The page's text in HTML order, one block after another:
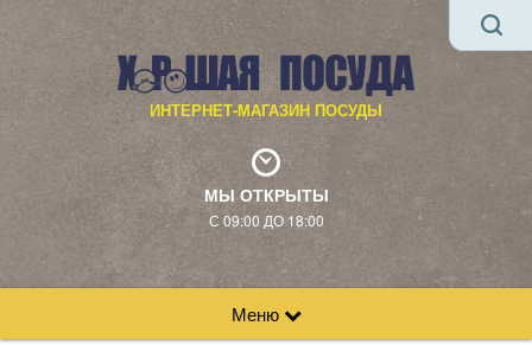
ИНТЕРНЕТ-МАГАЗИН ПОСУДЫ
МЫ ОТКРЫТЫ
С 09:00 ДО 18:00
Меню